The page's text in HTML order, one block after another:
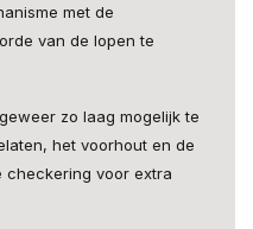
met de
van de lopen te
zo laag mogelijk te
het voorhout en de
checkering voor extra